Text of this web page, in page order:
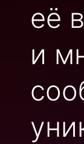
её
и